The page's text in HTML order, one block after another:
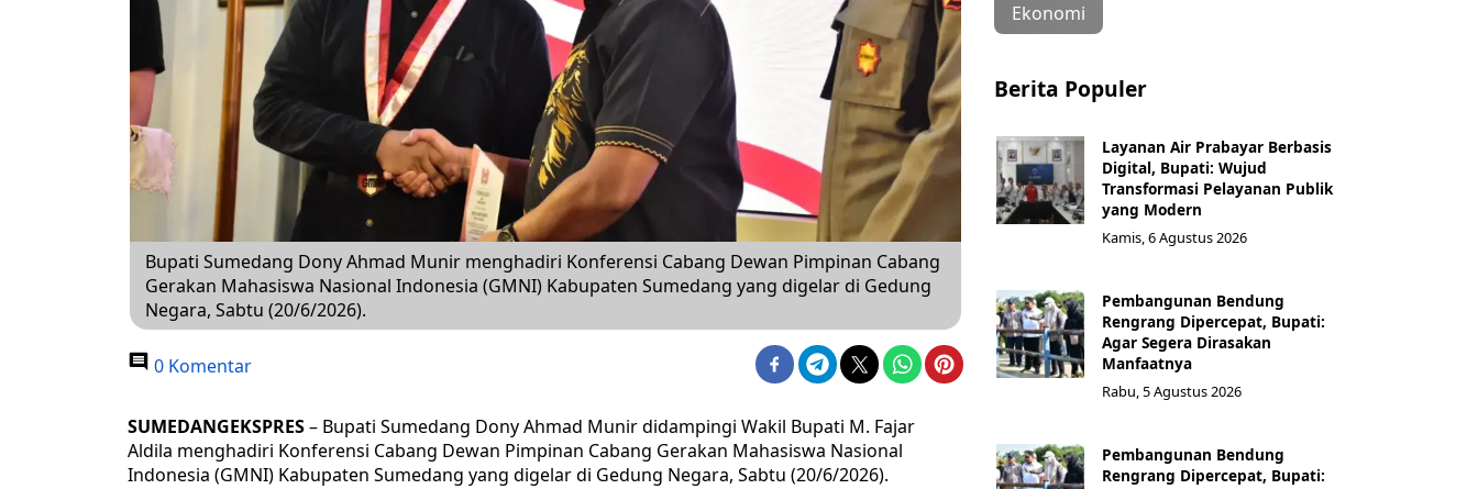
Bupati Sumedang Dony Ahmad Munir menghadiri Konferensi Cabang Dewan Pimpinan Cabang
Gerakan Mahasiswa Nasional Indonesia (GMNI) Kabupaten Sumedang yang digelar di Gedung
Negara, Sabtu (20/6/2026).
0 Komentar
SUMEDANGEKSPRES– Bupati Sumedang Dony Ahmad Munir didampingi Wakil Bupati M. Fajar
Aldila menghadiri Konferensi Cabang Dewan Pimpinan Cabang Gerakan Mahasiswa Nasional
Indonesia (GMNI) Kabupaten Sumedang yang digelar di Gedung Negara, Sabtu (20/6/2026).
Ekonomi
Berita Populer
Layanan Air Prabayar Berbasis
Digital, Bupati: Wujud
Transformasi Pelayanan Publik
yang Modern
Kamis, 6 Agustus 2026
Pembangunan Bendung
Rengrang Dipercepat, Bupati:
Agar Segera Dirasakan
Manfaatnya
Rabu, 5 Agustus 2026
Pembangunan Bendung
Rengrang Dipercepat, Bupati: